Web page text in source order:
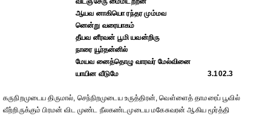
ஆயவ னாகியொ ரந்தர மும்மவ
னென்று வரையாகம்
தீயவ னீரவன் பூமி யவன்றிரு
நாரை யூர்தன்னில்
மேயவ னைத்தொழு வாரவர் மேல்வினை
யாயின வீடுமே
3.102.3
கருநிறமுடைய திருமால், செந்நிறமுடைய உருத்திரன், வெள்ளைத் தாமரைப் பூவில்
வீற்றிருக்கும் பிரமன் விட முண்ட நீலகண்டமுடைய மகேசுவரன் ஆகிய மூர்த்தி